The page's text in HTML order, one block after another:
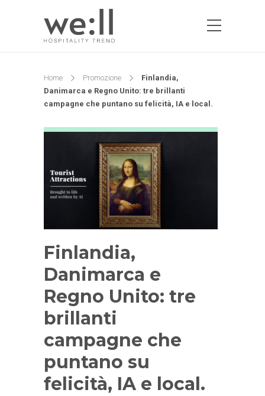
Home Promozione
Finlandia,
Danimarca e Regno Unito: tre brillanti
campagne che puntano su felicità, IA e local.
Finlandia,
Danimarca e
Regno Unito: tre
brillanti
campagne che
puntano su
felicità, IA e local.